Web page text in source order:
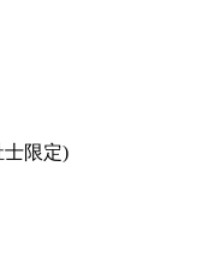
士限定)